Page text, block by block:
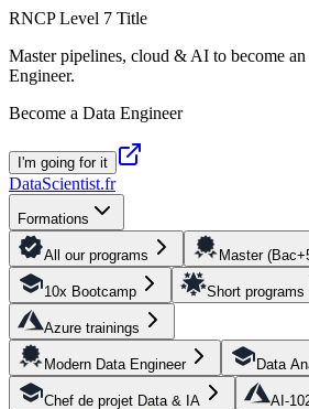
RNCP Level 7 Title
Master pipelines, cloud & AI to become
Engineer.
Become a Data Engineer
I'm going for it
DataScientist.fr
Formations
All our programs Master
10x Bootcamp Short programs
Azure trainings
Modern Data Engineer Data
Chef de projet Data & IA AI-